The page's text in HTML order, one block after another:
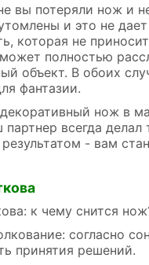
вы потеряли нож и
и это не
которая не
полностью
объект. В обоих
фантазии.
нож в
всегда
- вам
к чему снится
согласно
принятия решений.